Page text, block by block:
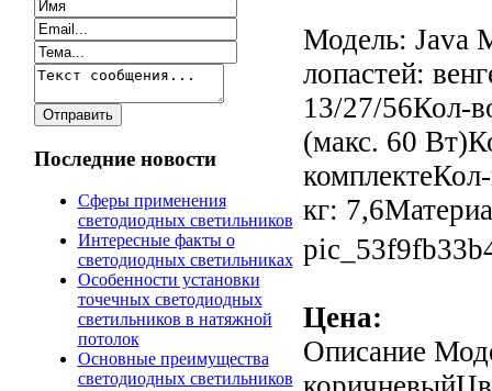
Последние новости
Сферы применения
светодиодных светильников
Интересные факты о
светодиодных светильниках
Особенности установки
точечных светодиодных
светильников в натяжной
потолок
Основные преимущества
светодиодных светильников
Модель: Java
лопастей:
13/27/56Кол-
(макс. 60
кг:
Цена:
Описание